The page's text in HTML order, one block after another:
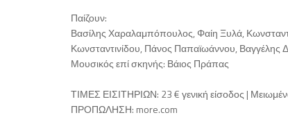
Παίζουν:
Βασίλης Χαραλαμπόπουλος, Φαίη Ξυλά,
Κωνσταντινίδου, Πάνος Παπαϊωάννου,
Μουσικός επί σκηνής: Βάιος Πράπας
ΤΙΜΕΣ ΕΙΣΙΤΗΡΙΩΝ: 23 € γενική είσοδος |
ΠΡΟΠΩΛΗΣΗ: more.com